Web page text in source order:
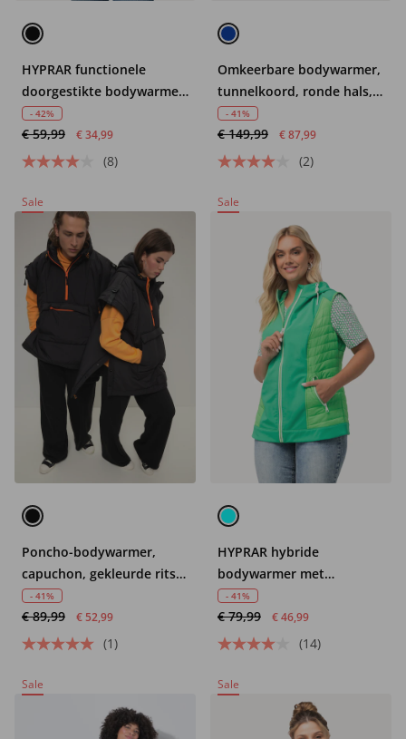
HYPRAR functionele
doorgestikte bodywarmer,
waterafstotend,
ritszakken
- 42%
€ 59,99 € 34,99
(8)
Omkeerbare bodywarmer,
tunnelkoord, ronde hals,
mouwloos
- 41%
€ 149,99 € 87,99
(2)
Sale
Poncho-bodywarmer,
capuchon, gekleurde rits,
kangoeroezak, unisex
- 41%
€ 89,99 € 52,99
(1)
Sale
HYPRAR hybride
bodywarmer met
capuchon, waterafstotend
- 41%
€ 79,99 € 46,99
(14)
Sale Sale